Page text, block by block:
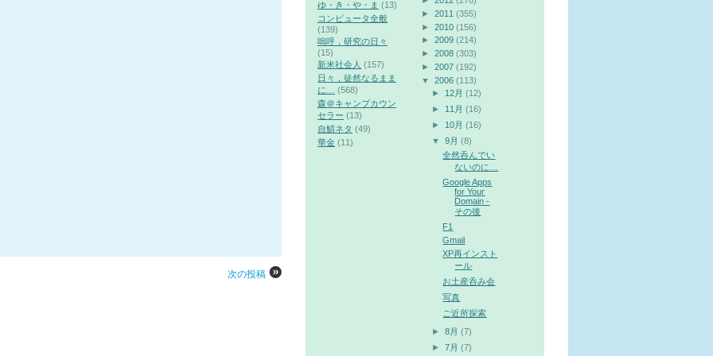
次の投稿
ゆ・き・や・ま (13)
コンピュータ全般
(139)
嗚呼，研究の日々
(15)
新米社会人 (157)
日々，徒然なるまま
に…
(568)
森＠キャンプカウン
セラー (13)
自鯖ネタ (49)
華金 (11)
► 2011 (355)
► 2010 (156)
► 2009 (214)
► 2008 (303)
► 2007 (192)
▼
2006 (113)
► 12月 (12)
► 11月 (16)
► 10月 (16)
▼
9月 (8)
全然呑んでい
ないのに…
Google Apps
for Your
Domain -
その後
F1
Gmail
XP再インスト
ール
お土産呑み会
写真
ご近所探索
►8月 (7)
►7月 (7)